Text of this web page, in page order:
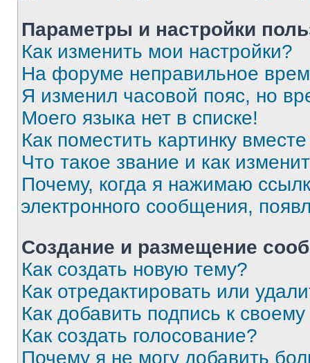
Параметры и настройки
Как изменить мои настройки?
На форуме неправильное
Я изменил часовой пояс, но
Моего языка нет в списке!
Как поместить картинку
Что такое звание и как
Почему, когда я нажимаю
электронного сообщения,
Создание и размещение
Как создать новую тему?
Как отредактировать или
Как добавить подпись к
Как создать голосование?
Почему я не могу добавить